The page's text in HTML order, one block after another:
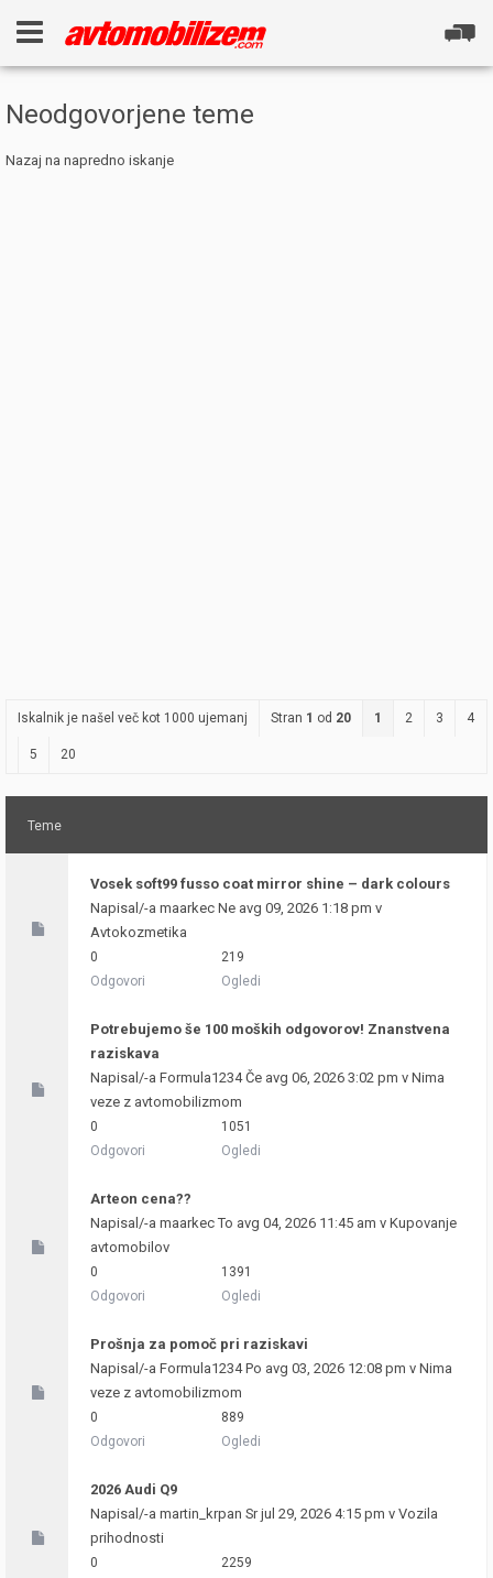
Neodgovorjene teme
Nazaj na napredno iskanje
Iskalnik je našel več kot 1000 ujemanj Stran 1 od 20 1 2 3 4
5 20
Teme
Vosek soft99 fusso coat mirror shine – dark colours
Napisal/-a maarkec Ne avg 09, 2026 1:18 pm v
Avtokozmetika
0
Odgovori
219
Ogledi
Potrebujemo še 100 moških odgovorov! Znanstvena
raziskava
Napisal/-a Formula1234Če avg 06, 2026 3:02 pm v Nima
veze z avtomobilizmom
0
Odgovori
1051
Ogledi
Arteon cena??
Napisal/-a maarkecTo avg 04, 2026 11:45 am v Kupovanje
avtomobilov
0
Odgovori
1391
Ogledi
Prošnja za pomoč pri raziskavi
Napisal/-a Formula1234Po avg 03, 2026 12:08 pm v Nima
veze z avtomobilizmom
0
Odgovori
889
Ogledi
2026 Audi Q9
Napisal/-a martin_krpan Sr jul 29, 2026 4:15 pm v Vozila
prihodnosti
0
2259